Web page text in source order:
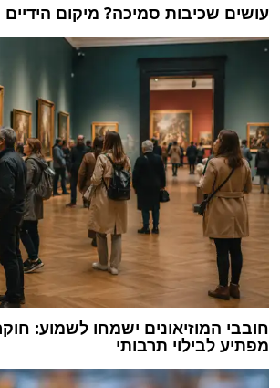
עושים שכיבות סמיכה? מיקום
חובבי המוזיאונים ישמחו לשמוע:
מפתיע לבילוי תרבותי